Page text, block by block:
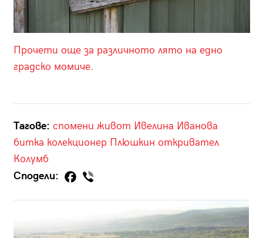
Прочети още за различното лято на едно
градско момиче.
Тагове: спомени живот Ивелина Иванова
битка колекционер Плюшкин откривател
Колумб
Сподели: